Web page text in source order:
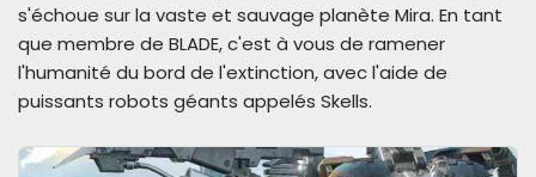
s'échoue sur la vaste et sauvage planète Mira. En tant
que membre de BLADE, c'est à vous de ramener
l'humanité du bord de l'extinction, avec l'aide de
puissants robots géants appelés Skells.